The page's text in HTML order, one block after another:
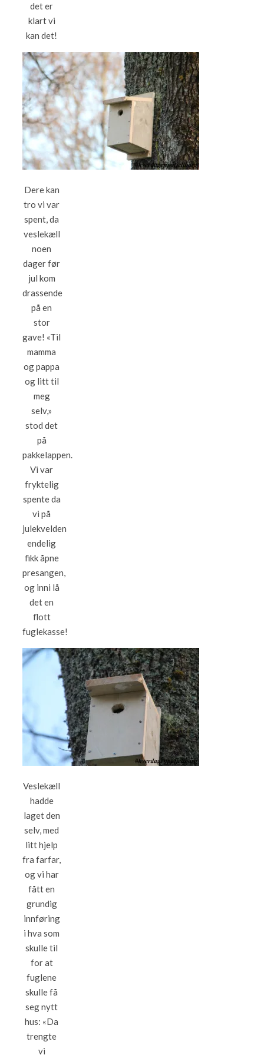
det er
klart vi
kan det!
Dere kan
tro vi var
spent, da
veslekæll
noen
dager før
jul kom
drassende
på en
stor
gave! «Til
mamma
og pappa
og litt til
meg
selv,»
stod det
på
pakkelappen.
Vi var
fryktelig
spente da
vi på
julekvelden
endelig
fikk åpne
presangen,
og inni lå
det en
flott
fuglekasse!
Veslekæll
hadde
laget den
selv, med
litt hjelp
fra farfar,
og vi har
fått en
grundig
innføring
i hva som
skulle til
for at
fuglene
skulle få
seg nytt
hus: «Da
trengte
vi